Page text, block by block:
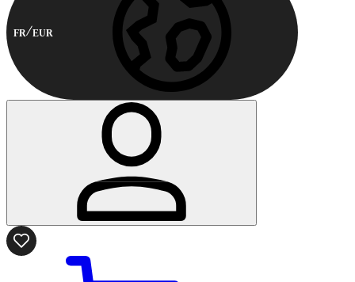
FR EUR